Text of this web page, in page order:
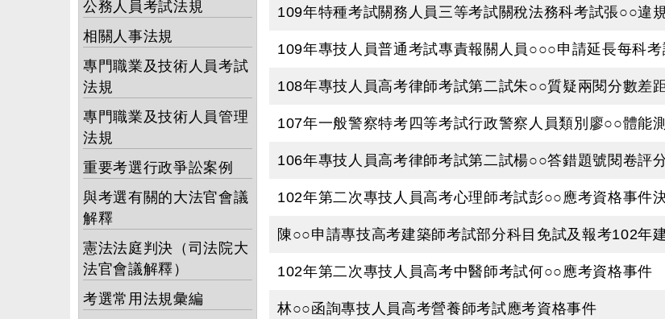
公務人員考試法規
相關人事法規
專門職業及技術人員考試
法規
專門職業及技術人員管理
法規
重要考選行政爭訟案例
與考選有關的大法官會議
解釋
憲法法庭判決（司法院大
法官會議解釋）
考選常用法規彙編
109年特種考試關務人員三等考試關稅法務科考試張○○違
109年專技人員普通考試專責報關人員○○○申請延長每科
108年專技人員高考律師考試第二試朱○○質疑兩閱分數差
107年一般警察特考四等考試行政警察人員類別廖○○體能
106年專技人員高考律師考試第二試楊○○答錯題號閱卷評
102年第二次專技人員高考心理師考試彭○○應考資格事件
陳○○申請專技高考建築師考試部分科目免試及報考102年
102年第二次專技人員高考中醫師考試何○○應考資格事件
林○○函詢專技人員高考營養師考試應考資格事件